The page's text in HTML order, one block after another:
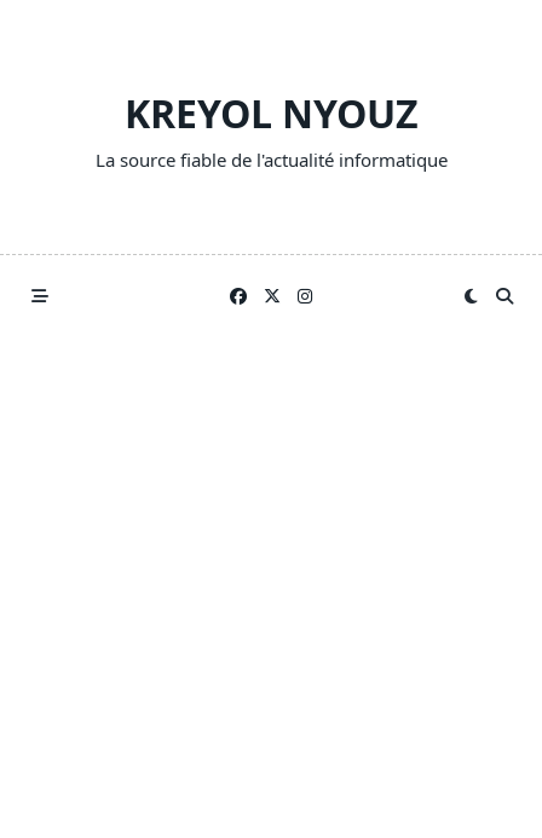
KREYOL NYOUZ
La source fiable de l'actualité informatique